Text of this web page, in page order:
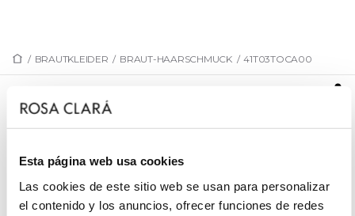
Esta página web usa cookies
Las cookies de este sitio web se usan para personalizar
el contenido y los anuncios, ofrecer funciones de redes
/ BRAUTKLEIDER / BRAUT-HAARSCHMUCK / 41T03TOCA00
41T03TOCA00
Strassverzierung und Organza-Bändern.